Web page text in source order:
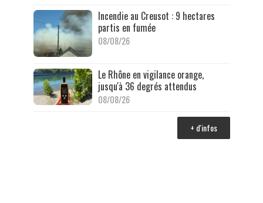
Incendie au Creusot : 9 hectares
partis en fumée
08/08/26
Le Rhône en vigilance orange,
jusqu'à 36 degrés attendus
08/08/26
+ d'infos